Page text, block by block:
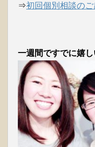
⇒初回個別相談の
一週間ですでに嬉し